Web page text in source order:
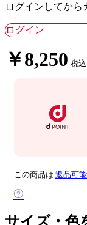
ログインしてから
ログイン
￥8,250 税込
この商品は 返品可能
サイズ・色